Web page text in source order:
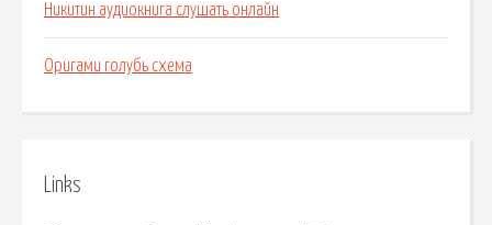
Никитин аудиокнига слушать онлайн
Оригами голубь схема
Links